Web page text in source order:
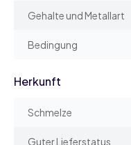
Gehalte und Metallart
Bedingung
Herkunft
Schmelze
Guter Lieferstatus